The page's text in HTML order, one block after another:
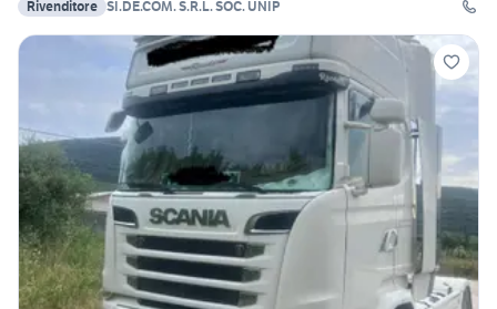
Rivenditore SI.DE.COM. S.R.L. SOC. UNIP